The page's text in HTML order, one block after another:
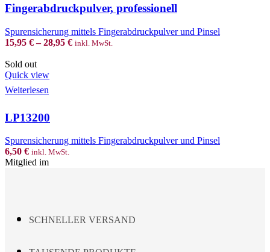
product
has
multiple
variants.
The
Fingerabdruckpulver, professionell
Spurensicherung mittels Fingerabdruckpulver und Pinsel
15,95 €–28,95 € inkl. MwSt.
Sold out
Quick view
Weiterlesen
LP13200
Spurensicherung mittels Fingerabdruckpulver und Pinsel
6,50 € inkl. MwSt.
Mitglied im
SCHNELLER VERSAND